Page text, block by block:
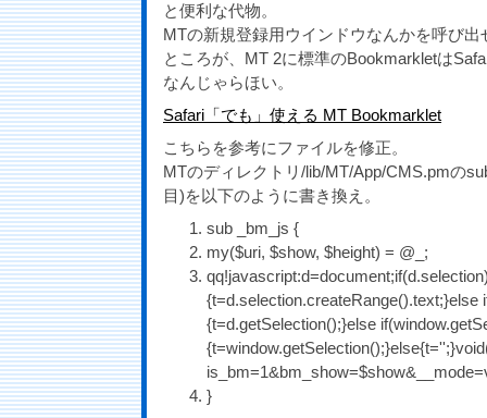
と便利な代物。
MTの新規登録用ウインドウなんかを呼び
ところが、MT 2に標準のBookmarkletは
なんじゃらほい。
Safari「でも」使える MT Bookmarklet
こちらを参考にファイルを修正。
MTのディレクトリ/lib/MT/App/CMS.pmの
目)を以下のように書き換え。
sub _bm_js {
my($uri, $show, $height) = @_;
{t=d.selection.createRange().text;}else
{t=d.getSelection();}else
}